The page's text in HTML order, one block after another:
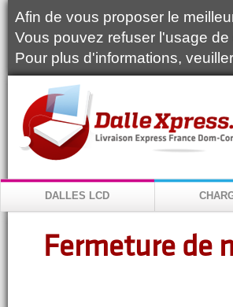
Afin de vous proposer le
Vous pouvez refuser l'usage
Pour plus d'informations,
DALLES LCD
Fermeture de